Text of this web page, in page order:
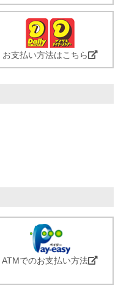
お支払い方法はこちら
ATMでのお支払い方法